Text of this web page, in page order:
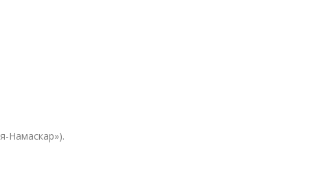
Намаскар»).